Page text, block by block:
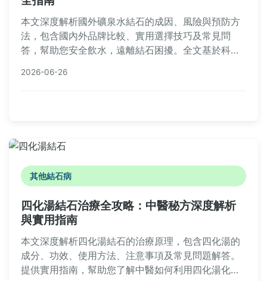
本文深度解析國外礦泉水結石的成因、風險與預防方
法，包含國內外品牌比較、實用選擇技巧及常見問
答，幫助您安全飲水，遠離結石困擾。全文基於科學
2026-06-26
其他結石病
四化湯結石治療全攻略：中醫秘方深度解析
與實用指南
本文深度解析四化湯結石的治療原理，包含四化湯的
成分、功效、使用方法、注意事項及常見問題解答。
提供實用指南，幫助您了解中醫如何利用四化湯化解